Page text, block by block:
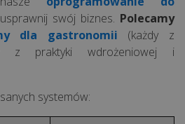
swój biznes. Polecamy
dla gastronomii (każdy z
z praktyki wdrożeniowej i
systemów: